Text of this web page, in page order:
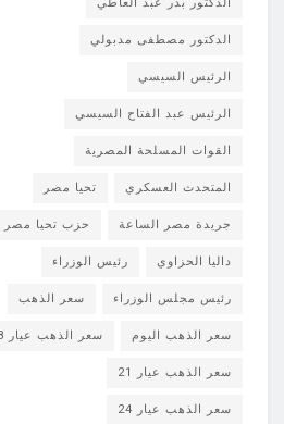
الدكتور مصطفى مدبولي
الرئيس السيسي
الرئيس عبد الفتاح السيسي
القوات المسلحة المصرية
المتحدث العسكري تحيا مصر
جريدة مصر الساعة حزب تحيا مصر
داليا الحزاوي رئيس الوزراء
رئيس مجلس الوزراء سعر الذهب
سعر الذهب اليوم سعر الذهب عيار 18
سعر الذهب عيار 21
سعر الذهب عيار 24